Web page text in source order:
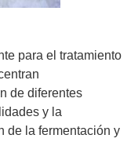
para el tratamiento
de diferentes
y la
de la fermentación y